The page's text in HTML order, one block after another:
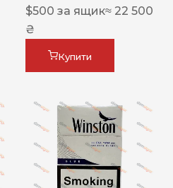
$500 за ящик≈ 22 500
₴
Купити